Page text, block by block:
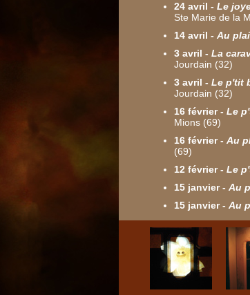
24 avril - Le
Ste Marie de la
14 avril - Au
3 avril - La
Jourdain (32)
3 avril - Le p'tit
Jourdain (32)
16 février- Le
Mions (69)
16 février- Au
(69)
12 février- Le
15 janvier- Au
15 janvier- Au